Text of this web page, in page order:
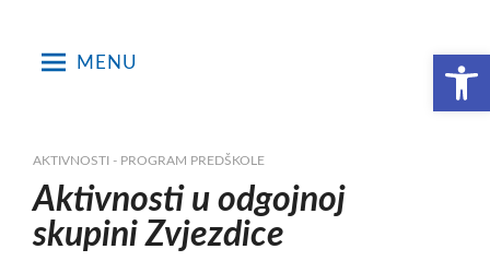
Open toolbar
MENU
AKTIVNOSTI - PROGRAM PREDŠKOLE
Aktivnosti u odgojnoj
skupini Zvjezdice